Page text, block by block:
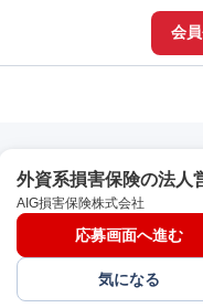
会
外資系損害保険の法人
AIG損害保険株式会社
応募画面へ進む
気になる